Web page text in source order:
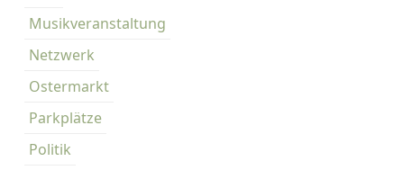
Musikveranstaltung
Netzwerk
Ostermarkt
Parkplätze
Politik